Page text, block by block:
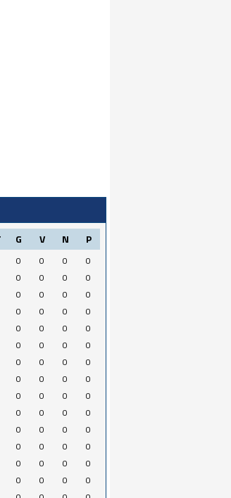
G V N P
0 0 0
0
0 0 0
0
0 0 0
0
0 0 0
0
0 0 0
0
0 0 0
0
0 0 0
0
0 0 0
0
0 0 0
0
0 0 0
0
0 0 0
0
0 0 0
0
0 0 0
0
0 0 0
0